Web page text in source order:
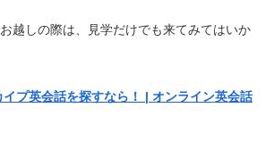
越しの際は、見学だけでも来てみてはいか
イプ英会話を探すなら！ | オンライン英会話